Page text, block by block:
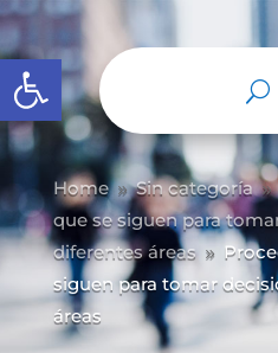
Abrir barra de herramientas
Home 9 Sin categoría 9
que se siguen para
diferentes áreas 9
siguen para tomar
áreas